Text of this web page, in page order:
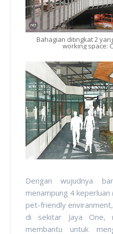
Bahagian ditingkat 2
working space:
Dengan wujudnya
menampung 4
pet-friendly
di sekitar Jaya One,
membantu untuk